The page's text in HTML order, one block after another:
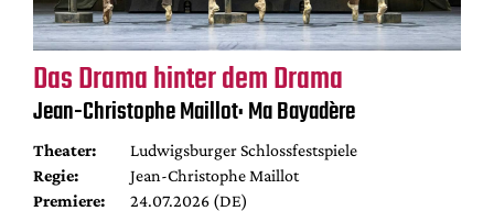
Das Drama hinter dem Drama
Jean-Christophe Maillot: Ma Bayadère
Theater:
Ludwigsburger Schlossfestspiele
Regie:
Jean-Christophe Maillot
Premiere:
24.07.2026 (DE)